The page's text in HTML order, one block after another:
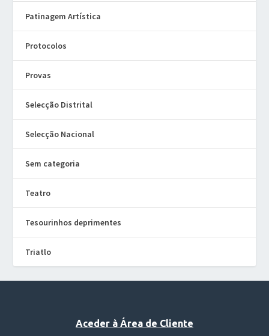
Patinagem Artística
Protocolos
Provas
Selecção Distrital
Selecção Nacional
Sem categoria
Teatro
Tesourinhos deprimentes
Triatlo
Aceder à Área de Cliente